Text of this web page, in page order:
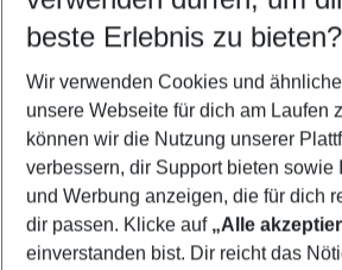
5-8 Nächte
2 Erwachsene Keine Kinder
Mehr Filter anzeigen
beste Erlebnis zu bieten?
Wir verwenden Cookies und
unsere Webseite für dich am Laufen
können wir die Nutzung unserer
verbessern, dir Support bieten sowie
und Werbung anzeigen, die für dich
dir passen. Klicke auf „Alle
einverstanden bist. Dir reicht das